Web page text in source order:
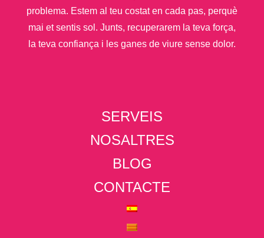
problema. Estem al teu costat en cada pas, perquè
mai et sentis sol. Junts, recuperarem la teva força,
la teva confiança i les ganes de viure sense dolor.
SERVEIS
NOSALTRES
BLOG
CONTACTE